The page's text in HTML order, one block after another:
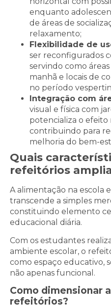
enquanto
de áreas de
relaxamento;
Flexibilidade de
ser reconfigurados
servindo como
manhã e locais de
no período
Integração com
visual e física com
potencializa o efeito
contribuindo para
melhoria do bem-
Quais
refeitórios
A alimentação na escola
transcende a simples
constituindo elemento
educacional diária.
Com os estudantes
ambiente escolar, o
como espaço educativo,
não apenas funcional.
Como dimensionar
refeitórios?